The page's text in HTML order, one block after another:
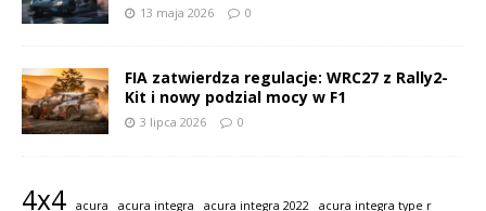
13 maja 2026 0
FIA zatwierdza regulacje: WRC27 z Rally2-
Kit i nowy podzial mocy w F1
3 lipca 2026 0
4x4 acura acura integra acura integra 2022 acura integra type r